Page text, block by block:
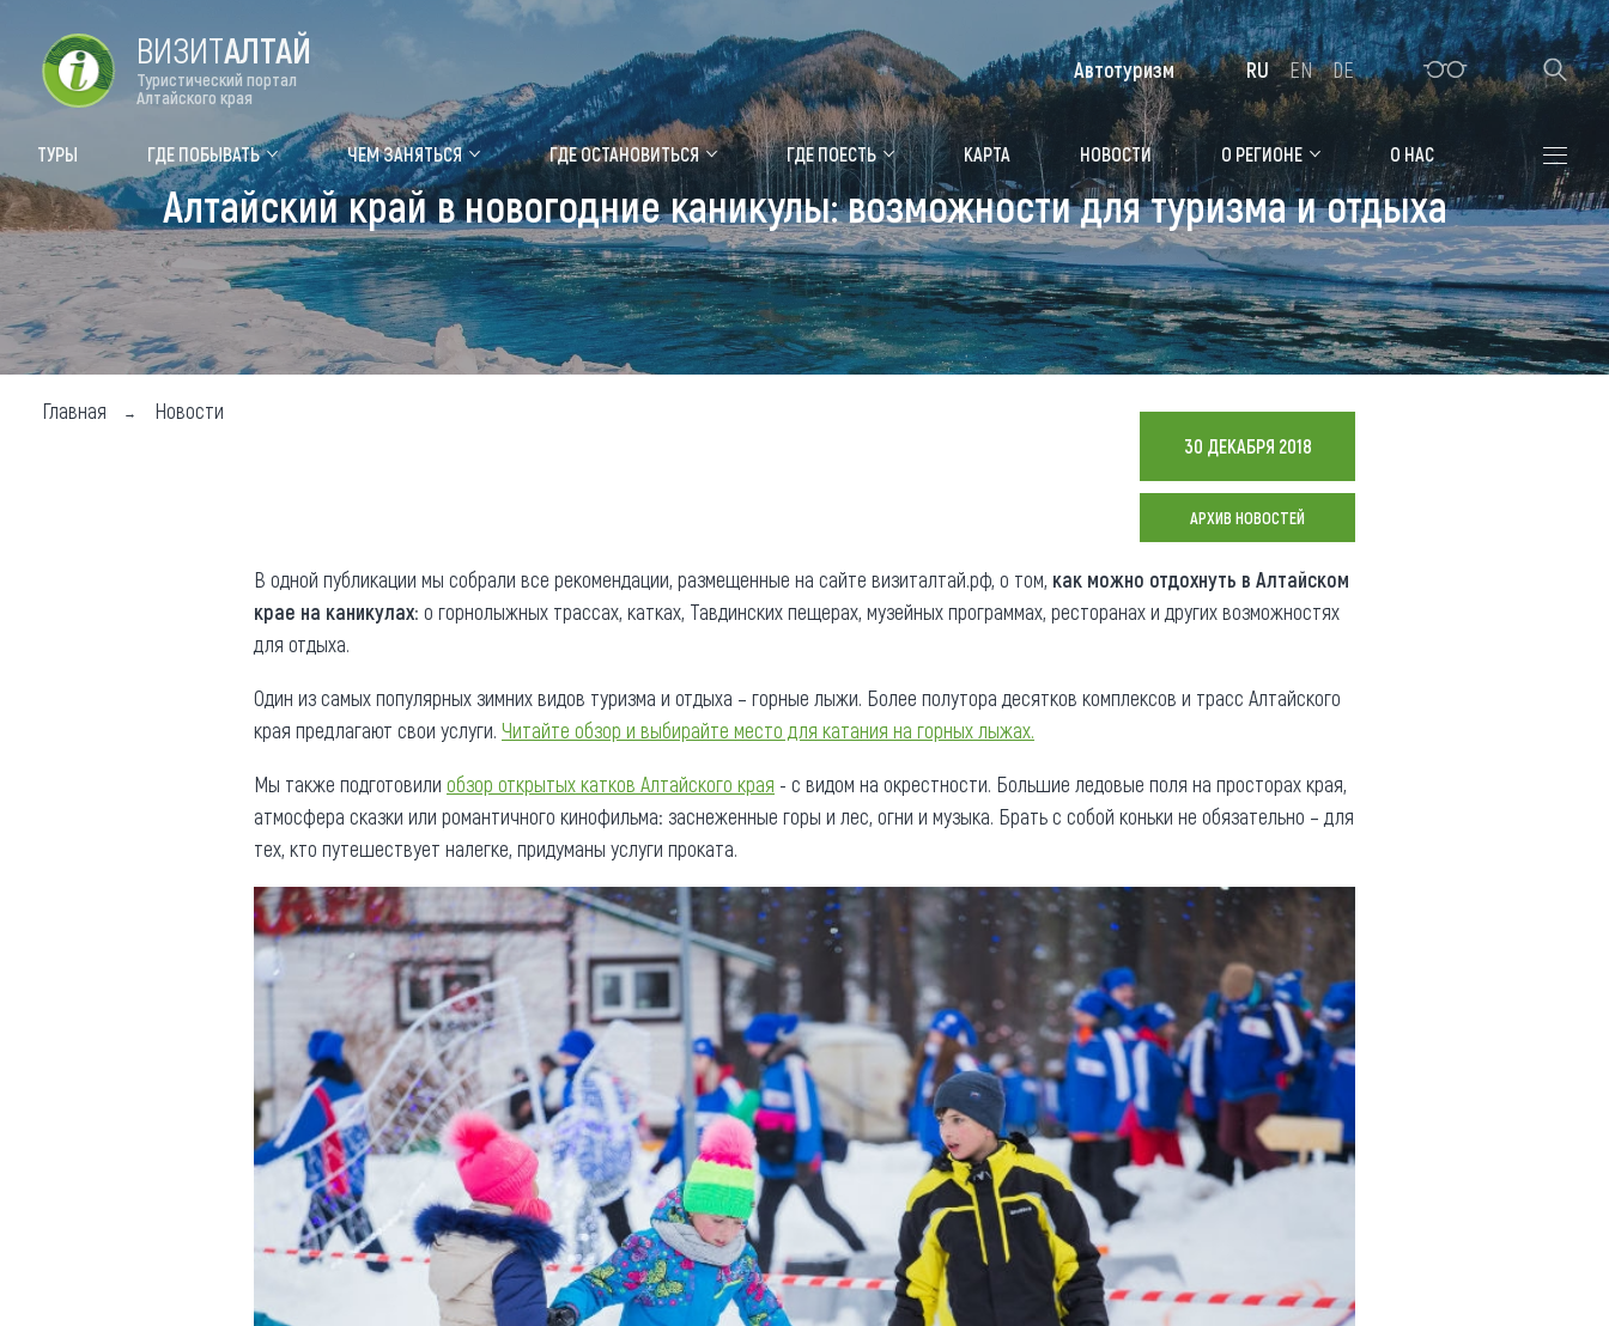
Цветение маральника Медицинский форум Алтайская зимовка
Туры Где побывать
Объекты природы
Объекты истории и культуры
Объекты развлечений
Чем заняться
Календарь событий
Аудиогид
Мой маршрут
Где остановиться
Санатории
Гостиницы, отели
Коттеджи, базы
Сельские усадьбы
Мотели, придорожные отели
Придорожные кафе
Карта
Новости
О регионе
Общая информация
Люди, прославившие Алтай
Карты и буклеты
Коллекция впечатлений
Блог путешественника
Фотогалерея
Другие рубрики
Реестр туроператоров
агентств Алтайского края
Обращения граждан
Противодействие коррупции
ВИЗИТАЛТАЙ
Туристический портал
Алтайского края
ТУРЫ ГДЕ ПОБЫВАТЬ ЧЕМ ЗАНЯТЬСЯ ГДЕ ОСТАНОВИТЬСЯ ГДЕ ПОЕСТЬ КАРТА НОВОСТИ О РЕГИОНЕ О НАС
Автотуризм RU EN DE
Алтайский край в новогодние каникулы: возможности для туризма и отдыха
Главная Новости
30 ДЕКАБРЯ 2018
АРХИВ НОВОСТЕЙ
В одной публикации мы собрали все рекомендации, размещенные на сайте визиталтай.рф, о том, как можно отдохнуть в Алтайском
крае на каникулах: о горнолыжных трассах, катках, Тавдинских пещерах, музейных программах, ресторанах и других возможностях
для отдыха.
Один из самых популярных зимних видов туризма и отдыха – горные лыжи. Более полутора десятков комплексов и трасс Алтайского
края предлагают свои услуги. Читайте обзор и выбирайте место для катания на горных лыжах.
Мы также подготовили обзор открытых катков Алтайского края - с видом на окрестности. Большие ледовые поля на просторах края,
атмосфера сказки или романтичного кинофильма: заснеженные горы и лес, огни и музыка. Брать с собой коньки не обязательно – для
тех, кто путешествует налегке, придуманы услуги проката.